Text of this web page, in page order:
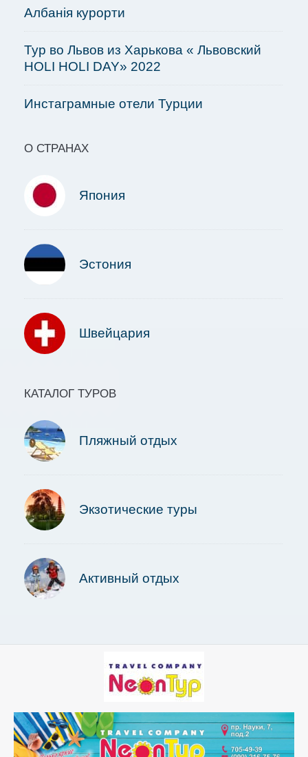
Албанія курорти
Тур во Львов из Харькова « Львовский
HOLI HOLI DAY» 2022
Инстаграмные отели Турции
О СТРАНАХ
Япония
Эстония
Швейцария
КАТАЛОГ ТУРОВ
Пляжный отдых
Экзотические туры
Активный отдых